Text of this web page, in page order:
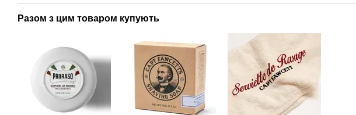
Разом з цим товаром купують